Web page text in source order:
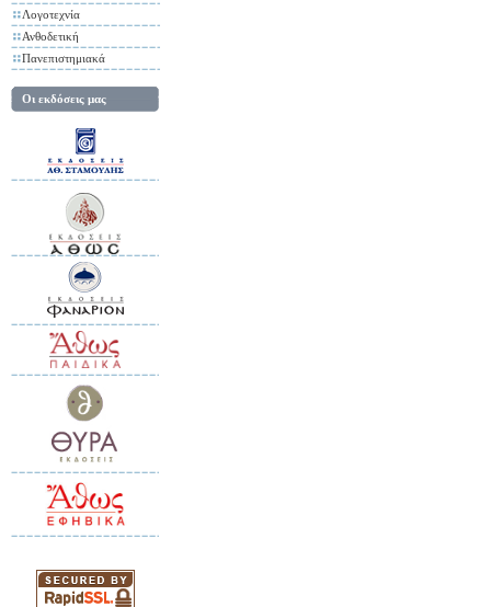
Λογοτεχνία
Ανθοδετική
Πανεπιστημιακά
Οι εκδόσεις μας